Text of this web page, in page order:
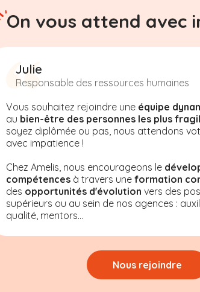
On vous attend avec
Julie
Responsable des ressources humaines
Vous souhaitez rejoindre une équipe
au bien-être des personnes les plus
soyez diplômée ou pas, nous attendons
avec impatience !
Chez Amelis, nous encourageons le
compétences à travers une formation
des opportunités d'évolution vers des
supérieurs ou au sein de nos agences :
qualité, mentors...
Nous rejoindre